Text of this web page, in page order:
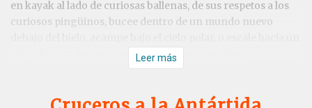
en kayak al lado de curiosas ballenas, de sus respetos a los
curiosos pingüinos, bucee dentro de un mundo nuevo
elevado mirador para tener vistas espectaculares.
Leer más